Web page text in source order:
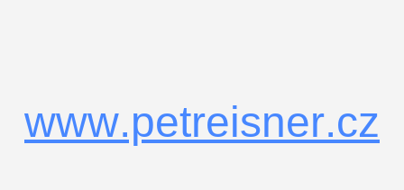
www.petreisner.cz